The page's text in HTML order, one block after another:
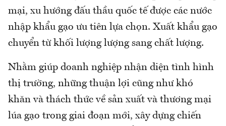
mại, xu hướng đấu thầu quốc tế được các nước
nhập khẩu gạo ưu tiên lựa chọn. Xuất khẩu gạo
chuyển từ khối lượng lượng sang chất lượng.
Nhằm giúp doanh nghiệp nhận diện tình hình
thị trường, những thuận lợi cũng như khó
khăn và thách thức về sản xuất và thương mại
lúa gạo trong giai đoạn mới, xây dựng chiến